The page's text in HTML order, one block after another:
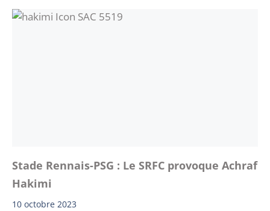
Stade Rennais-PSG : Le SRFC provoque Achraf
Hakimi
10 octobre 2023